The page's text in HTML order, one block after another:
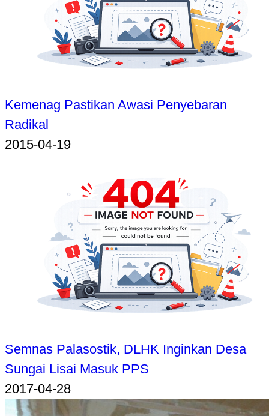
Kemenag Pastikan Awasi Penyebaran
Radikal
2015-04-19
Semnas Palasostik, DLHK Inginkan Desa
Sungai Lisai Masuk PPS
2017-04-28